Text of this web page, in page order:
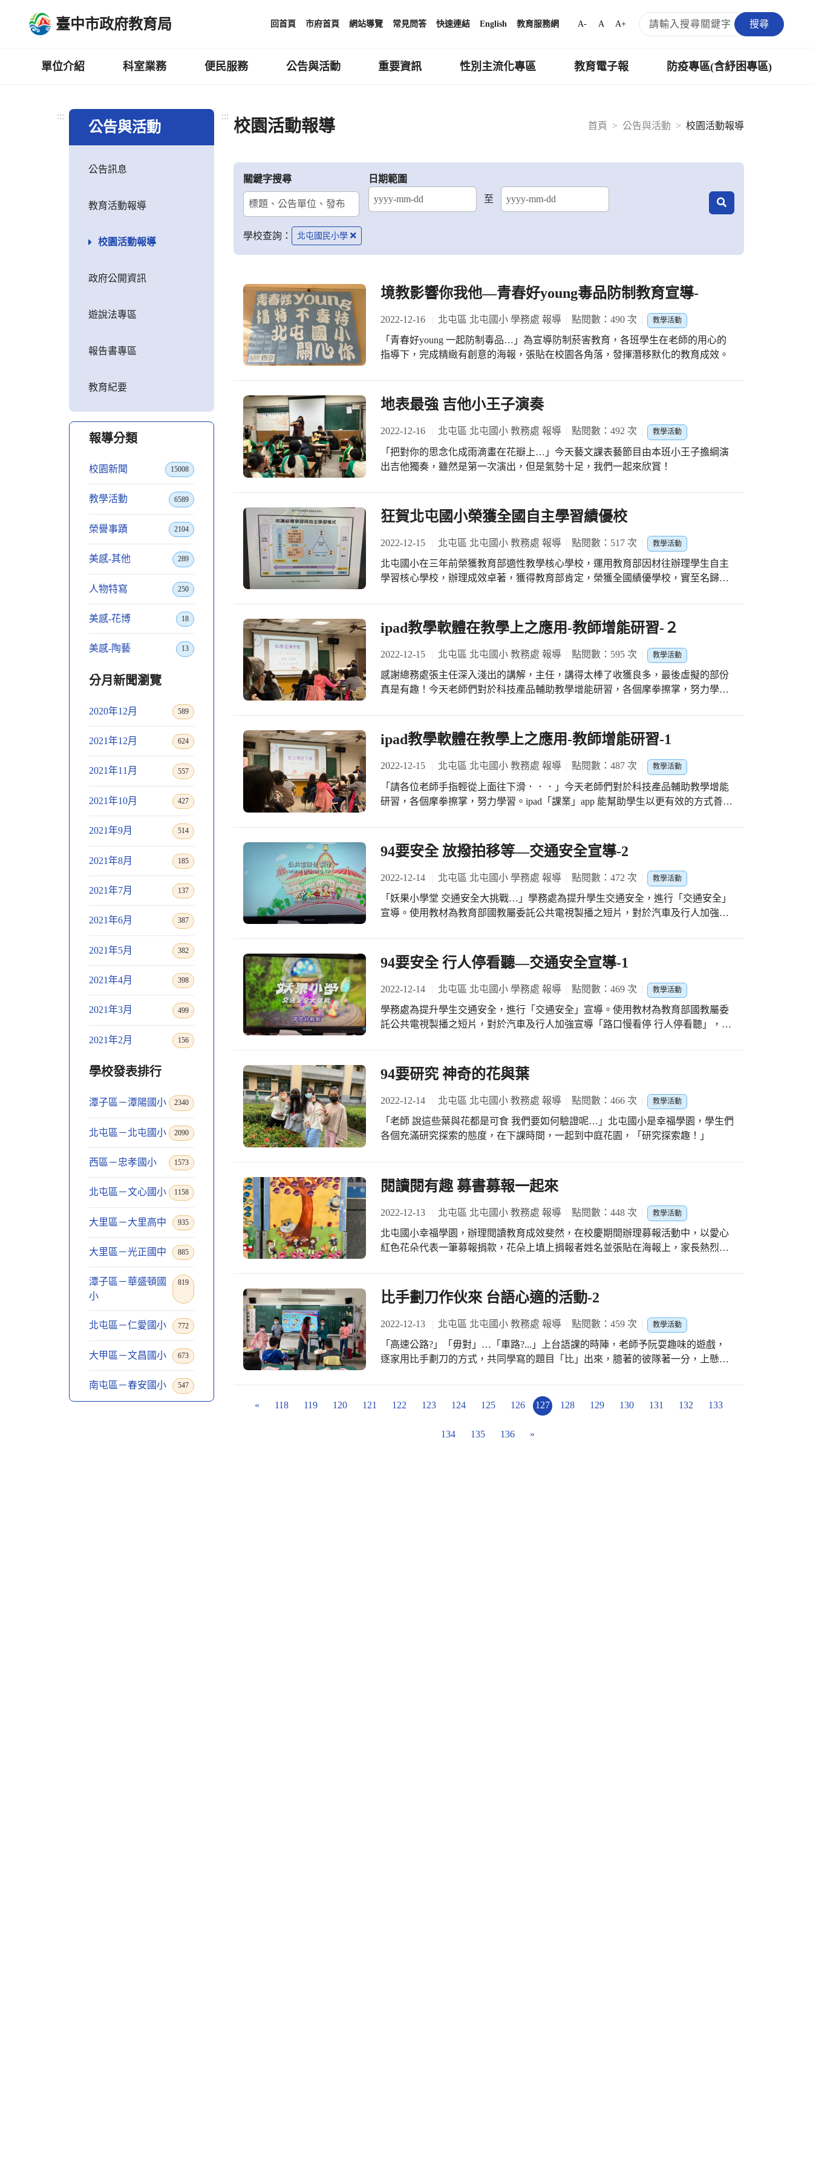
臺中市政府教育局 回首頁 市府首頁 網站導覽 常見問答 快速連結 English 教育服務網 A- A A+ 搜尋
單位介紹 科室業務 便民服務 公告與活動 重要資訊 性別主流化專區 教育電子報 防疫專區(含紓困專區)
:::
公告與活動
公告訊息
教育活動報導
校園活動報導
政府公開資訊
遊說法專區
報告書專區
教育紀要
報導分類
校園新聞 15008
教學活動 6589
榮譽事蹟 2104
美感-其他 289
人物特寫 250
美感-花博 18
美感-陶藝 13
分月新聞瀏覽
2020年12月 589
2021年12月 624
2021年11月 557
2021年10月 427
2021年9月 514
2021年8月 185
2021年7月 137
2021年6月 387
2021年5月 382
2021年4月 398
2021年3月 499
2021年2月 156
學校發表排行
潭子區－潭陽國小 2340
北屯區－北屯國小 2090
西區－忠孝國小 1573
北屯區－文心國小 1158
大里區－大里高中 935
大里區－光正國中 885
潭子區－華盛頓國
小
819
北屯區－仁愛國小 772
大甲區－文昌國小 673
南屯區－春安國小 547
:::
首頁
公告與活動 校園活動報導
校園活動報導
關鍵字搜尋
日期範圍
至
結束日期
學校查詢： 北屯國民小學
境教影響你我他—青春好young毒品防制教育宣導-
2022-12-16 北屯區 北屯國小 學務處 報導 點閱數：490 次 教學活動
「青春好young 一起防制毒品…」為宣導防制菸害教育，各班學生在老師的用心的
指導下，完成精緻有創意的海報，張貼在校園各角落，發揮潛移默化的教育成效。
地表最強 吉他小王子演奏
2022-12-16 北屯區 北屯國小 教務處 報導 點閱數：492 次 教學活動
「把對你的思念化成雨滴畫在花瓣上…」今天藝文課表藝節目由本班小王子擔綱演
出吉他獨奏，雖然是第一次演出，但是氣勢十足，我們一起來欣賞！
狂賀北屯國小榮獲全國自主學習績優校
2022-12-15 北屯區 北屯國小 教務處 報導 點閱數：517 次 教學活動
北屯國小在三年前榮獲教育部適性教學核心學校，運用教育部因材往辦理學生自主
學習核心學校，辦理成效卓著，獲得教育部肯定，榮獲全國績優學校，實至名歸
與具體成效。 五、研發適性教學教案，並進行教學行動研究及公開授課 核心學校需
從翻轉教學、自主學習或漸進式探究等教學模式中至少研發 1 份教案 (配合實驗單
元)，並以實驗設計或準實驗設計(含實驗組與對照組至少各二班)，進行 1 個單元的
教學實驗以及 1 場公開授課以及 3 場開放教室，探討適性教學之成效，老師教學有
規畫，學生學習有效率，感謝全校師生參與與努力！
ipad教學軟體在教學上之應用-教師增能研習-２
2022-12-15 北屯區 北屯國小 教務處 報導 點閱數：595 次 教學活動
感謝總務處張主任深入淺出的講解，主任，講得太棒了收獲良多，最後虛擬的部份
真是有趣！今天老師們對於科技產品輔助教學增能研習，各個摩拳擦掌，努力學
上展示學生作品。
ipad教學軟體在教學上之應用-教師增能研習-1
2022-12-15 北屯區 北屯國小 教務處 報導 點閱數：487 次 教學活動
「請各位老師手指輕從上面往下滑．．．」今天老師們對於科技產品輔助教學增能
研習，各個摩拳擦掌，努力學習。ipad「課業」app 能幫助學生以更有效的方式善用
94要安全 放撥拍移等—交通安全宣導-2
2022-12-14 北屯區 北屯國小 學務處 報導 點閱數：472 次 教學活動
「妖果小學堂 交通安全大挑戰…」學務處為提升學生交通安全，進行「交通安全」
宣導。使用教材為教育部國教屬委託公共電視製播之短片，對於汽車及行人加強宣
94要安全 行人停看聽—交通安全宣導-1
2022-12-14 北屯區 北屯國小 學務處 報導 點閱數：469 次 教學活動
學務處為提升學生交通安全，進行「交通安全」宣導。使用教材為教育部國教屬委
託公共電視製播之短片，對於汽車及行人加強宣導「路口慢看停 行人停看聽」，希
94要研究 神奇的花與葉
2022-12-14 北屯區 北屯國小 教務處 報導 點閱數：466 次 教學活動
「老師 說這些葉與花都是可食 我們要如何驗證呢…」北屯國小是幸福學園，學生們
各個充滿研究探索的態度，在下課時間，一起到中庭花園，「研究探索趣！」
閱讀閱有趣 募書募報一起來
2022-12-13 北屯區 北屯國小 教務處 報導 點閱數：448 次 教學活動
北屯國小幸福學園，辦理閱讀教育成效斐然，在校慶期間辦理募報活動中，以愛心
紅色花朵代表一筆募報捐款，花朵上填上捐報者姓名並張貼在海報上，家長熱烈響
應，讓閱讀生命樹可以愈來愈茂盛。活動結束後，將班級愛心花朵及閱讀生命樹移
至圖書室典藏，讓全校師生得以感念愛書人的付出。
比手劃刀作伙來 台語心適的活動-2
2022-12-13 北屯區 北屯國小 教務處 報導 點閱數：459 次 教學活動
「高速公路?」「毋對」…「車路?...」上台語課的時陣，老師予阮耍趣味的遊戲，
逐家用比手劃刀的方式，共同學寫的題目「比」出來，臆著的彼隊著一分，上懸分
« 118 119 120 121 122 123 124 125 126 127 128 129 130 131 132 133
134 135 136 »